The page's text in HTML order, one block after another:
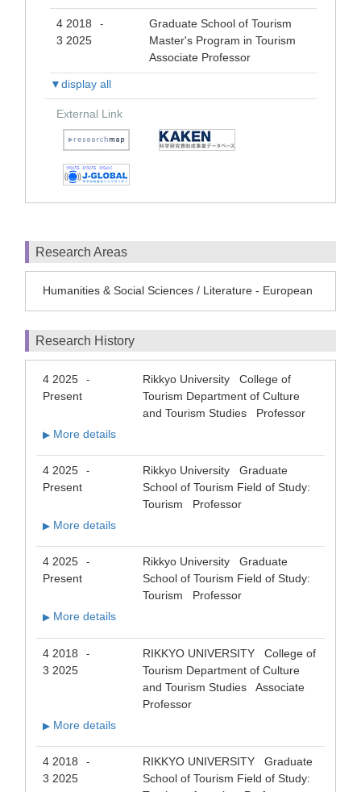
4 2018 -
3 2025
Graduate School of Tourism
Master's Program in Tourism
Associate Professor
▼display all
External Link
Research Areas
Humanities & Social Sciences / Literature - European
Research History
4 2025 -
Present
Rikkyo University College of
Tourism Department of Culture
and Tourism Studies Professor
▶ More details
4 2025 -
Present
Rikkyo University Graduate
School of Tourism Field of Study:
Tourism Professor
▶ More details
4 2025 -
Present
Rikkyo University Graduate
School of Tourism Field of Study:
Tourism Professor
▶ More details
4 2018 -
3 2025
RIKKYO UNIVERSITY College of
Tourism Department of Culture
and Tourism Studies Associate
Professor
▶ More details
4 2018 -
3 2025
RIKKYO UNIVERSITY Graduate
School of Tourism Field of Study: